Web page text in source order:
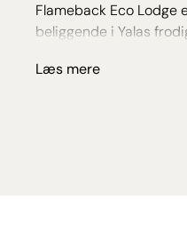
Flameback Eco Lodge
beliggende i Yalas
uforglemmelige
Læs mere